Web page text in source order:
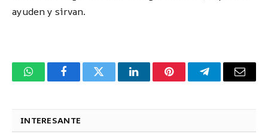
ayuden y sirvan.
WhatsAppFacebookTwitter LinkedInPinterestTelegram
INTERESANTE